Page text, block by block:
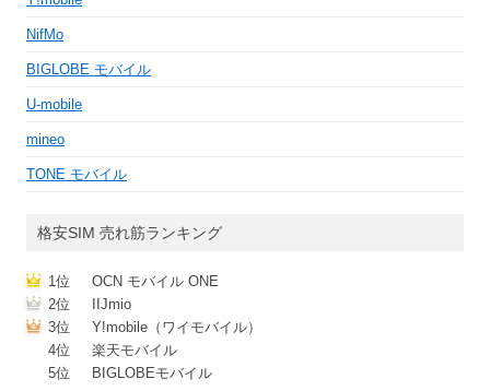
NifMo
BIGLOBE モバイル
U-mobile
mineo
TONE モバイル
格安SIM 売れ筋ランキング
1位
OCN モバイル ONE
2位
IIJmio
3位
Y!mobile（ワイモバイル）
4位
楽天モバイル
5位
BIGLOBEモバイル